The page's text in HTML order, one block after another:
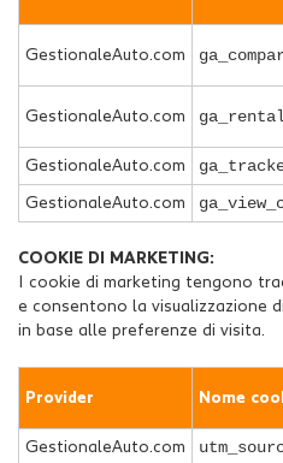
GestionaleAuto.com
GestionaleAuto.com
GestionaleAuto.com
GestionaleAuto.com
COOKIE DI MARKETING:
I cookie di marketing tengono
e consentono la visualizzazione
in base alle preferenze di visita.
Provider Nome
GestionaleAuto.com